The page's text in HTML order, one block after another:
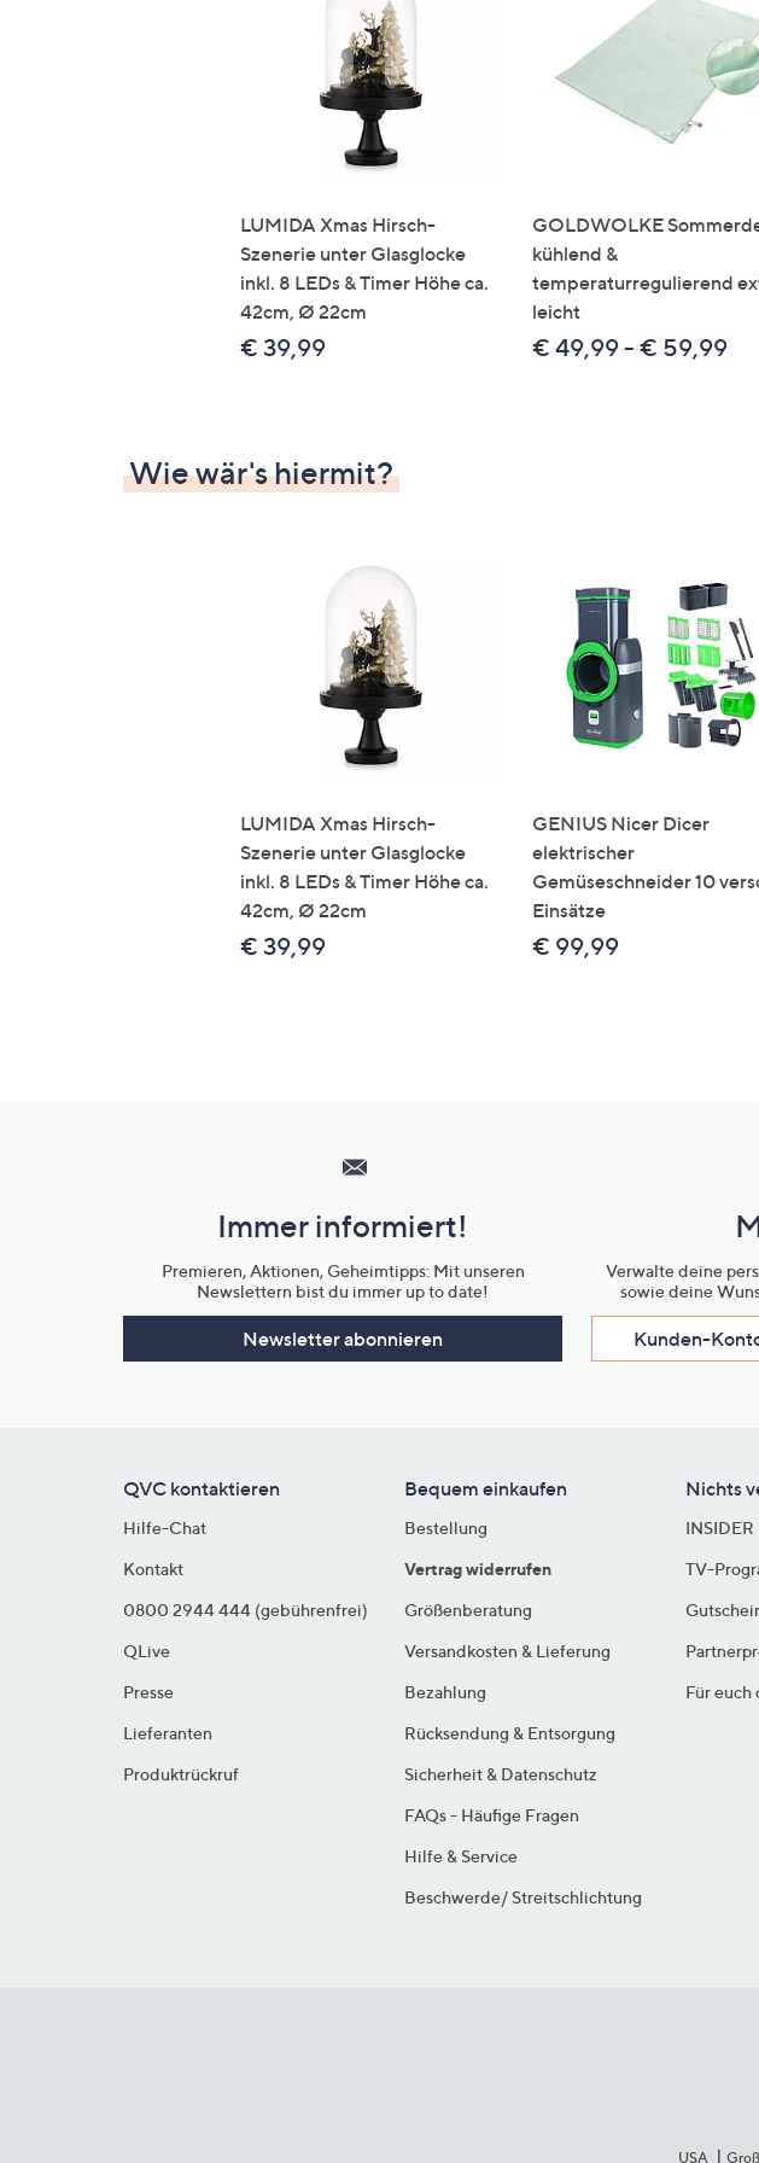
Touch-
Geräten
rechts,
um
diese
anzuzeigen.
LUMIDA Xmas Hirsch-
Szenerie unter Glasglocke
inkl. 8 LEDs & Timer Höhe ca.
42cm, Ø 22cm
€ 39,99
GOLDWOLKE
kühlend &
temperaturregulierend
leicht
€ 49,99 - € 59,99
Wie wär's hiermit?
LUMIDA Xmas Hirsch-
Szenerie unter Glasglocke
inkl. 8 LEDs & Timer Höhe ca.
42cm, Ø 22cm
€ 39,99
GENIUS Nicer Dicer
elektrischer
Gemüseschneider 10
Einsätze
€ 99,99
Unternehmensinformationen
Immer informiert!
Premieren, Aktionen, Geheimtipps: Mit unseren
Newslettern bist du immer up to date!
Newsletter abonnieren
Verwalte deine
sowie deine
Kunden-
QVC kontaktieren
Hilfe-Chat
Kontakt
0800 2944 444 (gebührenfrei)
QLive
Presse
Lieferanten
Produktrückruf
Bequem einkaufen
Bestellung
Vertrag widerrufen
Größenberatung
Versandkosten & Lieferung
Bezahlung
Rücksendung & Entsorgung
Sicherheit & Datenschutz
FAQs - Häufige Fragen
Hilfe & Service
Beschwerde/ Streitschlichtung
Nichts
INSIDER
TV-
Für euch
USA